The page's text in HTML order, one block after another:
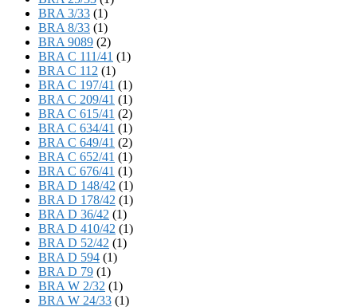
BRA 3/33 (1)
BRA 8/33 (1)
BRA 9089 (2)
BRA C 111/41 (1)
BRA C 112 (1)
BRA C 197/41 (1)
BRA C 209/41 (1)
BRA C 615/41 (2)
BRA C 634/41 (1)
BRA C 649/41 (2)
BRA C 652/41 (1)
BRA C 676/41 (1)
BRA D 148/42 (1)
BRA D 178/42 (1)
BRA D 36/42 (1)
BRA D 410/42 (1)
BRA D 52/42 (1)
BRA D 594 (1)
BRA D 79 (1)
BRA W 2/32 (1)
BRA W 24/33 (1)